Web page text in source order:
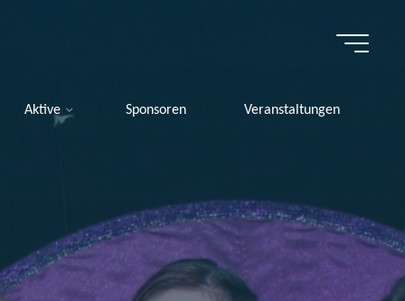
Aktive Sponsoren Veranstaltungen